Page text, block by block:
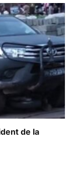
de la